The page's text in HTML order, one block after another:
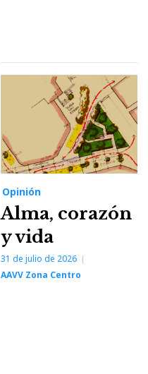
Opinión
Alma, corazón
y vida
31 de julio de 2026
AAVV Zona Centro